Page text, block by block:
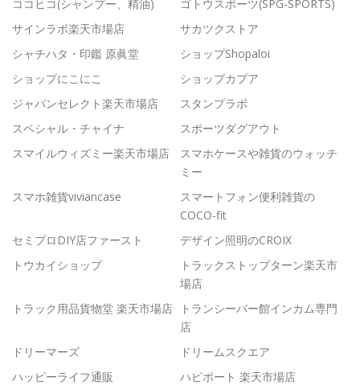
ココヒコ(シャンプー、精油)
ゴトウスポーツ(SPG-SPORTS)
サインラボ楽天市場店
サカツクストア
シャチハタ・印鑑 原眞堂
ショップShopaloi
ショップにこにこ
ショップカプア
ジャパンセレクト楽天市場店
スタンプラボ
スペシャル・チャイナ
スポーツダグアウト
スマイルウィズミー楽天市場店
スマホケースや雑貨のウォッチ
ミー
スマホ雑貨viviancase
スマートフォン便利雑貨の
COCO-fit
セミプロDIY店ファースト
デザイン照明のCROIX
トウカイショップ
トラックストップターン楽天市
場店
トラック用品貨物堂 楽天市場店
トランシーバー館インカム専門
店
ドリーマーズ
ドリームスクエア
ハッピーライフ通販
ハピポート 楽天市場店